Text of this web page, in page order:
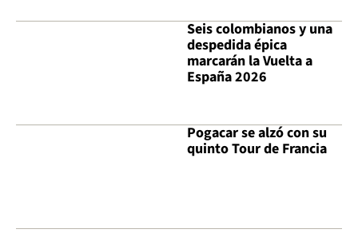
Seis colombianos y una
despedida épica
marcarán la Vuelta a
España 2026
Pogacar se alzó con su
quinto Tour de Francia